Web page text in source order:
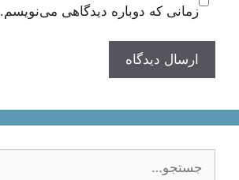
زمانی که دوباره دیدگاهی می‌نویسم.